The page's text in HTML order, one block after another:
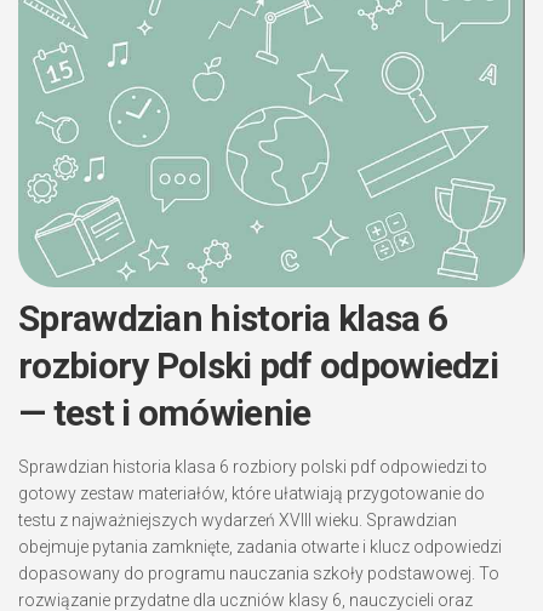
Sprawdzian historia klasa 6
rozbiory Polski pdf odpowiedzi
— test i omówienie
Sprawdzian historia klasa 6 rozbiory polski pdf odpowiedzi to
gotowy zestaw materiałów, które ułatwiają przygotowanie do
testu z najważniejszych wydarzeń XVIII wieku. Sprawdzian
obejmuje pytania zamknięte, zadania otwarte i klucz odpowiedzi
dopasowany do programu nauczania szkoły podstawowej. To
rozwiązanie przydatne dla uczniów klasy 6, nauczycieli oraz